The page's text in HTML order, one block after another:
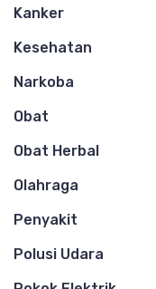
Kanker
Kesehatan
Narkoba
Obat
Obat Herbal
Olahraga
Penyakit
Polusi Udara